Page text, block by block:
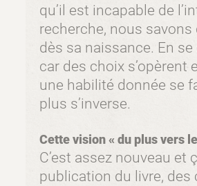
qu’il est incapable de
recherche, nous
dès sa naissance. En
car des choix
une habilité donnée se
plus s’inverse.
Cette vision « du plus vers
C’est assez nouveau
publication du livre, des